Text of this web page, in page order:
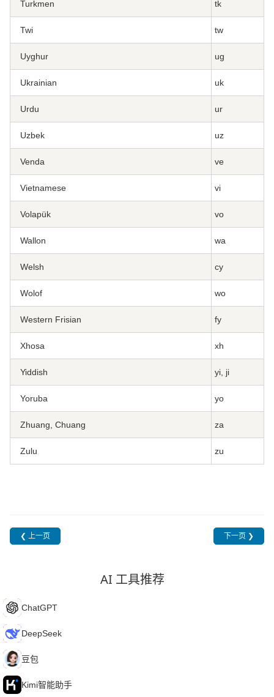
Turkmen tk
Twi tw
Uyghur ug
Ukrainian uk
Urdu ur
Uzbek uz
Venda ve
Vietnamese vi
Volapük vo
Wallon wa
Welsh cy
Wolof wo
Western Frisian fy
Xhosa xh
Yiddish yi, ji
Yoruba yo
Zhuang, Chuang za
Zulu zu
❮ 上一页 下一页 ❯
AI 工具推荐
C ChatGPT
D DeepSeek
豆 豆包
K Kimi智能助手